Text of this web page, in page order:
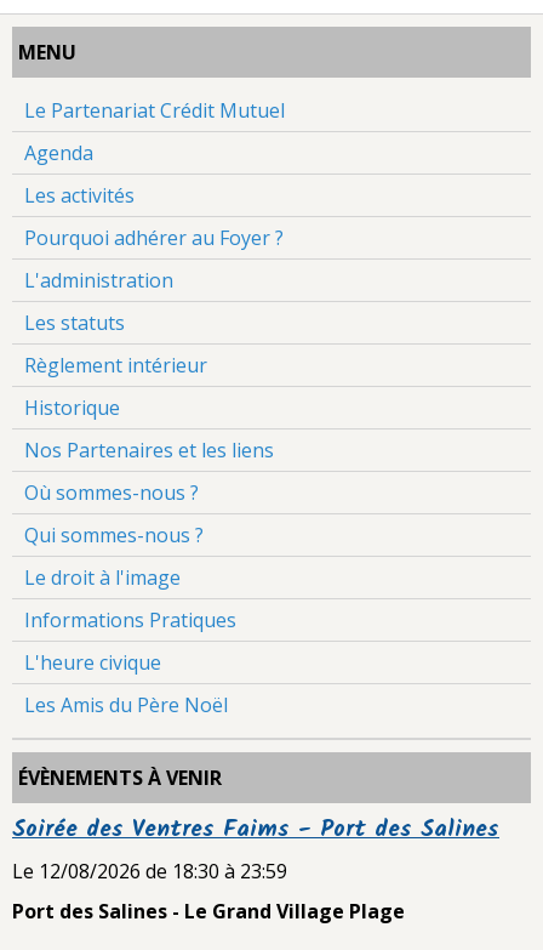
MENU
Le Partenariat Crédit Mutuel
Agenda
Les activités
Pourquoi adhérer au Foyer ?
L'administration
Les statuts
Règlement intérieur
Historique
Nos Partenaires et les liens
Où sommes-nous ?
Qui sommes-nous ?
Le droit à l'image
Informations Pratiques
L'heure civique
Les Amis du Père Noël
ÉVÈNEMENTS À VENIR
Soirée des Ventres Faims - Port des Salines
Le 12/08/2026 de 18:30 à 23:59
Port des Salines - Le Grand Village Plage